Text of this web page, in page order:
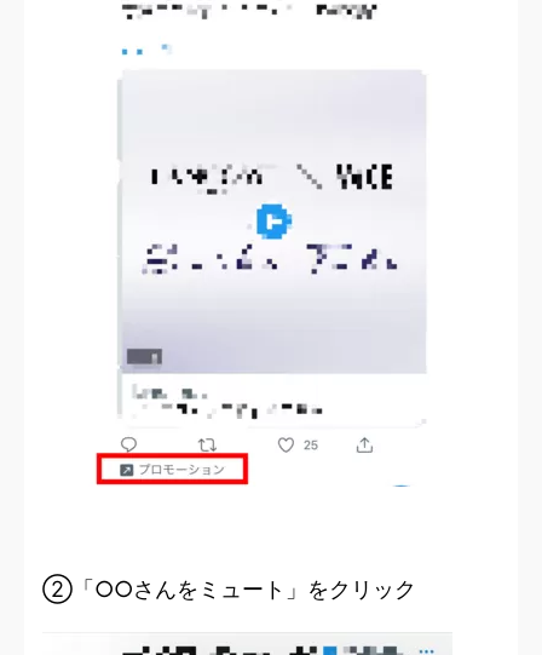
②「○○さんをミュート」をクリック